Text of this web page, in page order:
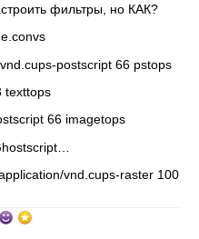
фильтры, но КАК?
postscript 66 pstops
texttops
66 imagetops
vnd.cups-raster 100